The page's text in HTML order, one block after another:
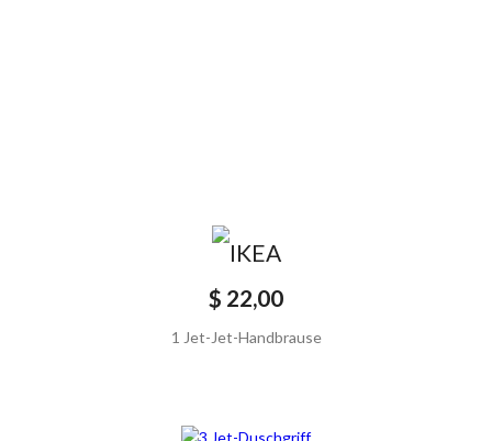
$ 22,00
1 Jet-Jet-Handbrause